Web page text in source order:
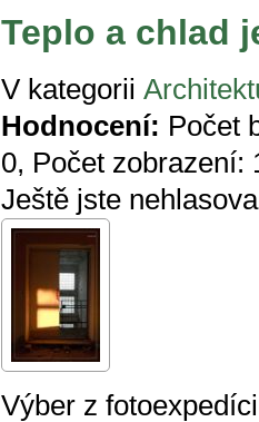
Teplo a chlad
V kategorii
Hodnocení: Počet
0, Počet zobrazení:
Ještě jste
Výber z